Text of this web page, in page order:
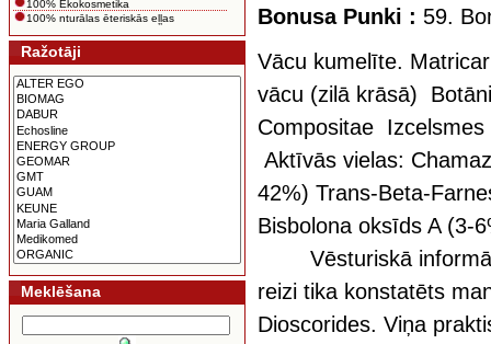
100% Ekokosmetika
100% nturālas ēteriskās eļļas
Ražotāji
Meklēšana
Bonusa Punki : 59.
Vācu kumelīte.
vācu (zilā krāsā)
Compositae Izcelsmes
Aktīvās vielas:
42%) Trans-Beta-
Bisbolona oksīds A (3-
Vēsturiskā
reizi tika konstatēts
Dioscorides. Viņa